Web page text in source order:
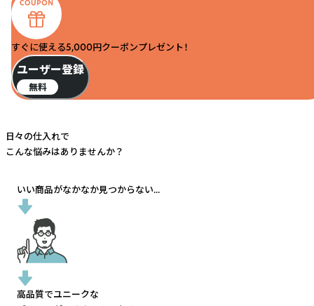
すぐに使える5,000円クーポンプレゼント！
ユーザー登録
無料
日々の仕入れで
こんな悩みはありませんか？
いい商品がなかなか見つからない...
高品質でユニークな